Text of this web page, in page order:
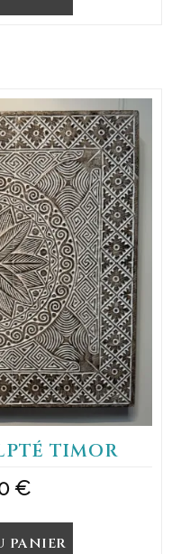
TIMOR
€
PANIER